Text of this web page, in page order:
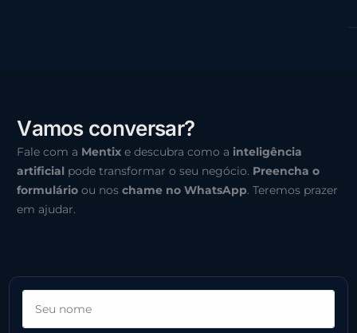
Vamos conversar?
Fale com a Mentix e descubra como a inteligência
artificial pode transformar o seu negócio. Preencha o
formulário ou noschame no WhatsApp. Teremos prazer
em ajudar.